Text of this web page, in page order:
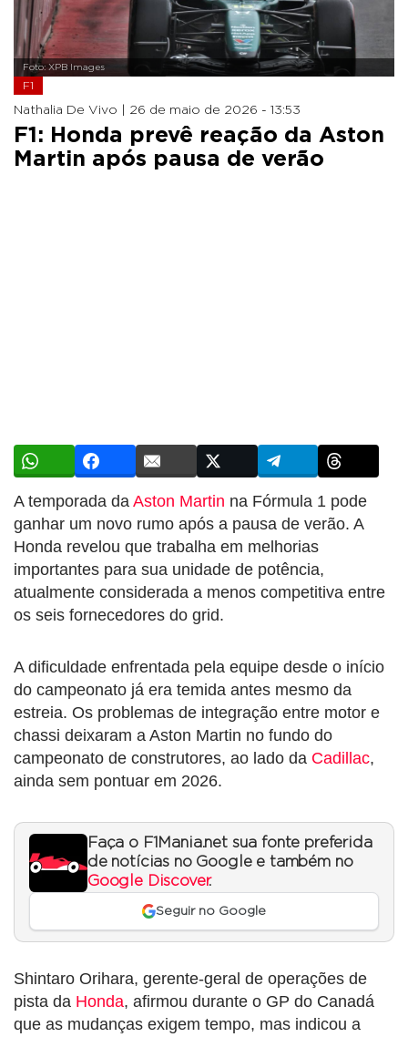
Foto: XPB Images
F1
Nathalia De Vivo | 26 de maio de 2026 - 13:53
F1: Honda prevê reação da Aston
Martin após pausa de verão
A temporada da Aston Martin na Fórmula 1 pode
ganhar um novo rumo após a pausa de verão. A
Honda revelou que trabalha em melhorias
importantes para sua unidade de potência,
atualmente considerada a menos competitiva entre
os seis fornecedores do grid.
A dificuldade enfrentada pela equipe desde o início
do campeonato já era temida antes mesmo da
estreia. Os problemas de integração entre motor e
chassi deixaram a Aston Martin no fundo do
campeonato de construtores, ao lado da Cadillac,
ainda sem pontuar em 2026.
Faça o F1Mania.net sua fonte preferida
de notícias no Google e também no
Google Discover.
Seguir no Google
Shintaro Orihara, gerente-geral de operações de
pista da Honda, afirmou durante o GP do Canadá
que as mudanças exigem tempo, mas indicou a